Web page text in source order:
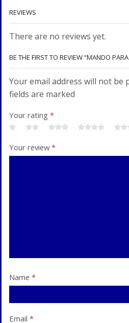
REVIEWS
There are no reviews yet.
BE THE FIRST TO REVIEW “MANDO
Your email address will not be
fields are marked
Your rating *
Your review*
Name *
Email *